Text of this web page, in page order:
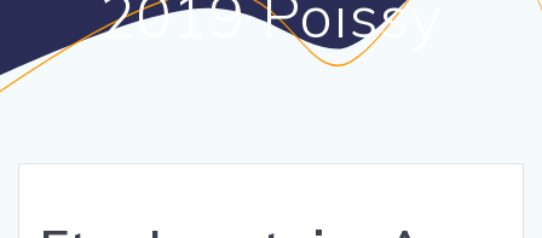
2019 Poissy